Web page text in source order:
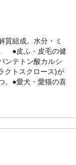
質組成。水分・ミ
●皮ふ・皮毛の健
ンテトン酸カルシ
クトスクロース)が
。●愛犬・愛猫の喜